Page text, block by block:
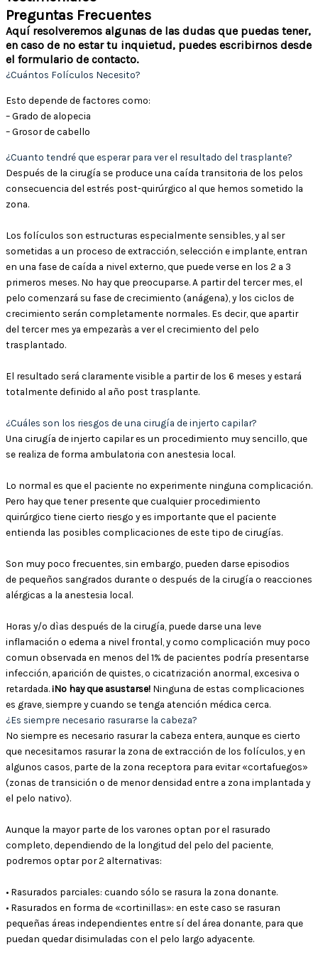
Preguntas Frecuentes
Aquí resolveremos algunas de las dudas que puedas tener,
en caso de no estar tu inquietud, puedes escribirnos desde
el formulario de contacto.
¿Cuántos Folículos Necesito?
Esto depende de factores como:
– Grado de alopecia
– Grosor de cabello
¿Cuanto tendré que esperar para ver el resultado del trasplante?
Después de la cirugía se produce una caída transitoria de los pelos
consecuencia del estrés post-quirúrgico al que hemos sometido la
zona.
Los folículos son estructuras especialmente sensibles, y al ser
sometidas a un proceso de extracción, selección e implante, entran
en una fase de caída a nivel externo, que puede verse en los 2 a 3
primeros meses. No hay que preocuparse. A partir del tercer mes, el
pelo comenzará su fase de crecimiento (anágena), y los ciclos de
crecimiento serán completamente normales. Es decir, que apartir
del tercer mes ya empezaràs a ver el crecimiento del pelo
trasplantado.
El resultado será claramente visible a partir de los 6 meses y estará
totalmente definido al año post trasplante.
¿Cuáles son los riesgos de una cirugía de injerto capilar?
Una cirugía de injerto capilar es un procedimiento muy sencillo, que
se realiza de forma ambulatoria con anestesia local.
Lo normal es que el paciente no experimente ninguna complicación.
Pero hay que tener presente que cualquier procedimiento
quirúrgico tiene cierto riesgo y es importante que el paciente
entienda las posibles complicaciones de este tipo de cirugías.
Son muy poco frecuentes, sin embargo, pueden darse episodios
de pequeños sangrados durante o después de la cirugía o reacciones
alérgicas a la anestesia local.
Horas y/o dìas después de la cirugía, puede darse una leve
inflamación o edema a nivel frontal, y como complicación muy poco
comun observada en menos del 1% de pacientes podría presentarse
infección, aparición de quistes, o cicatrización anormal, excesiva o
retardada.¡No hay que asustarse! Ninguna de estas complicaciones
es grave, siempre y cuando se tenga atención médica cerca.
¿Es siempre necesario rasurarse la cabeza?
No siempre es necesario rasurar la cabeza entera, aunque es cierto
que necesitamos rasurar la zona de extracción de los folículos, y en
algunos casos, parte de la zona receptora para evitar «cortafuegos»
(zonas de transición o de menor densidad entre a zona implantada y
el pelo nativo).
Aunque la mayor parte de los varones optan por el rasurado
completo, dependiendo de la longitud del pelo del paciente,
podremos optar por 2 alternativas:
• Rasurados parciales: cuando sólo se rasura la zona donante.
• Rasurados en forma de «cortinillas»: en este caso se rasuran
pequeñas áreas independientes entre sí del área donante, para que
puedan quedar disimuladas con el pelo largo adyacente.